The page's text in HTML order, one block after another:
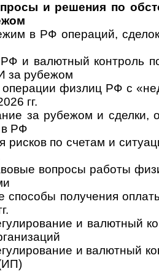
и реше­ния по
в РФ операций,
и валютный контроль
за рубе­жом
операции физ­лиц РФ с
гг.
за рубежом и сделки,
в РФ
рисков по счетам и
вопросы работы
способы полу­че­ния
и валютный
и валютный